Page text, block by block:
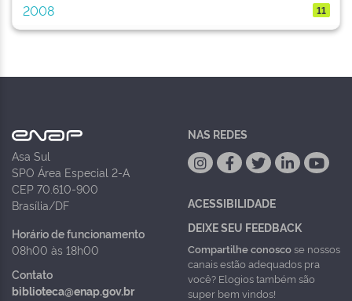
2008 11
Asa Sul
SPO Área Especial 2-A
CEP 70.610-900
Brasília/DF
Horário de funcionamento
08h00 às 18h00
Contato
biblioteca@enap.gov.br
NAS REDES
ACESSIBILIDADE
DEIXE SEU FEEDBACK
Compartilhe conoscose nossos
canais estão adequados pra
você? Elogios também são
super bem vindos!